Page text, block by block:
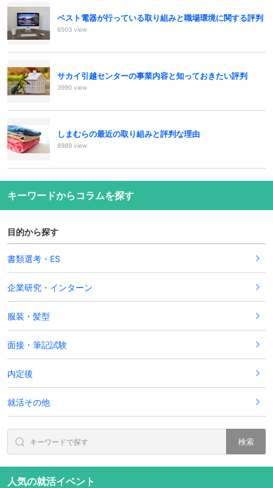
ベスト電器が行っている取り組みと職場環境に関する評判
6503 view
サカイ引越センターの事業内容と知っておきたい評判
3990 view
しまむらの最近の取り組みと評判な理由
8989 view
キーワードからコラムを探す
目的から探す
書類選考・ES
企業研究・インターン
服装・髪型
面接・筆記試験
内定後
就活その他
検索
人気の就活イベント